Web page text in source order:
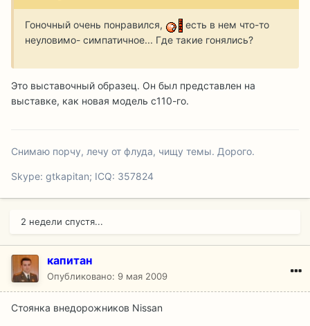
Гоночный очень понравился,
есть в нем что-то
неуловимо- симпатичное... Где такие гонялись?
Это выставочный образец. Он был представлен на
выставке, как новая модель с110-го.
Снимаю порчу, лечу от флуда, чищу темы. Дорого.
Skype: gtkapitan; ICQ: 357824
2 недели спустя...
капитан
Опубликовано: 9 мая 2009
Стоянка внедорожников Nissan